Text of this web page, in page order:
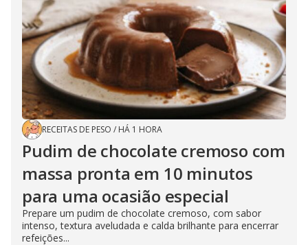
RECEITAS DE PESO / HÁ 1 HORA
Pudim de chocolate cremoso com
massa pronta em 10 minutos
para uma ocasião especial
Prepare um pudim de chocolate cremoso, com sabor
intenso, textura aveludada e calda brilhante para encerrar
refeições...